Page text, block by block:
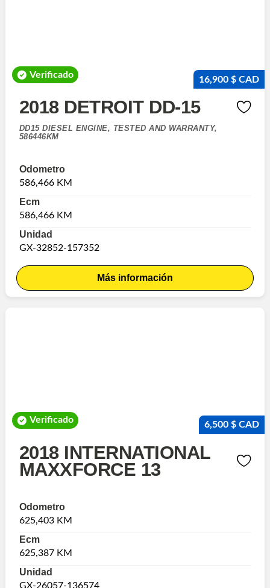
Verificado 16,900 $ CAD
2018 DETROIT DD-15
DD15 DIESEL ENGINE, TESTED AND WARRANTY,
586446KM
Odometro
586,466 KM
Ecm
586,466 KM
Unidad
GX-32852-157352
Más información
Verificado 6,500 $ CAD
2018 INTERNATIONAL
MAXXFORCE 13
Odometro
625,403 KM
Ecm
625,387 KM
Unidad
GX-26057-136574